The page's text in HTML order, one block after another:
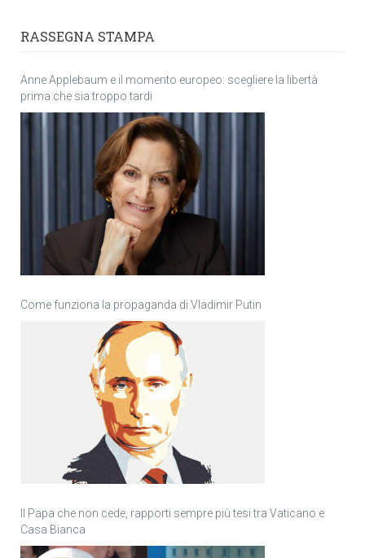
RASSEGNA STAMPA
Anne Applebaum e il momento europeo: scegliere la libertà
prima che sia troppo tardi
Come funziona la propaganda di Vladimir Putin
Il Papa che non cede, rapporti sempre più tesi tra Vaticano e
Casa Bianca